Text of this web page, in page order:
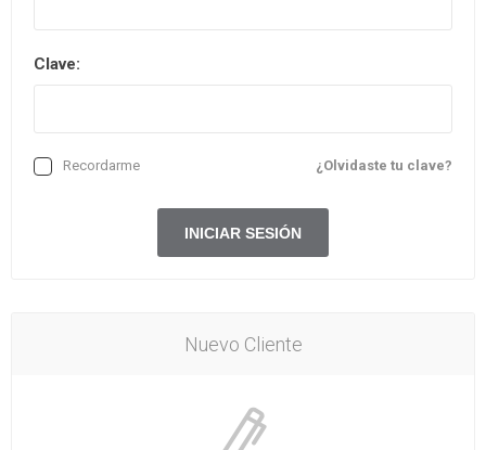
Clave:
¿Olvidaste tu clave?
Recordarme
Nuevo Cliente